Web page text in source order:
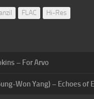
FLAC Hi-Res
– For Arvo
Won Yang) – Echoes of